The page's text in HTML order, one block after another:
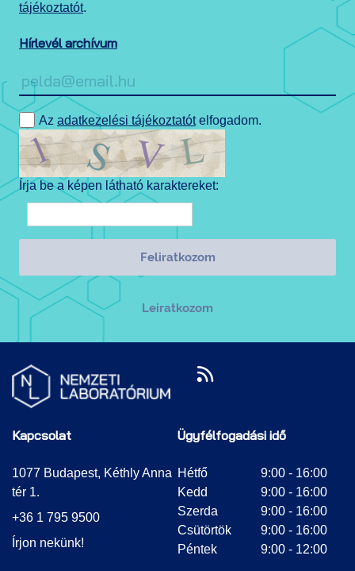
tájékoztatót.
Hírlevél archívum
Az adatkezelési tájékoztatótelfogadom.
Írja be a képen látható karaktereket:
Kapcsolat
1077 Budapest, Kéthly Anna
tér 1.
+36 1 795 9500
Írjon nekünk!
Ügyfélfogadási idő
Hétfő
9:00 - 16:00
Kedd
9:00 - 16:00
Szerda
9:00 - 16:00
Csütörtök
9:00 - 16:00
Péntek
9:00 - 12:00